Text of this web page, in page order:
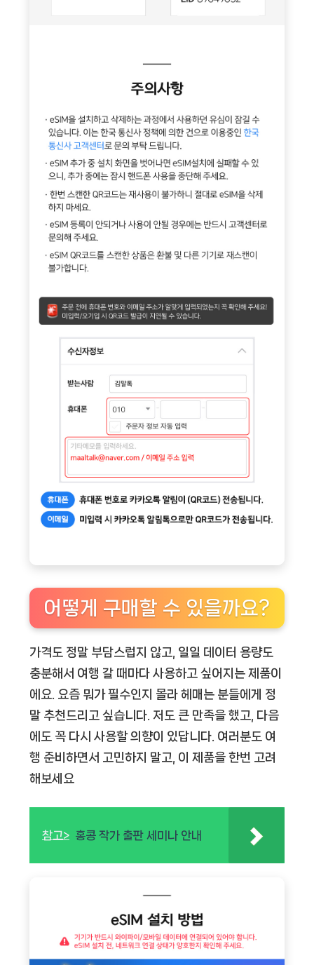
어떻게 구매할 수 있을까요?
가격도 정말 부담스럽지 않고, 일일 데이터 용량도
충분해서 여행 갈 때마다 사용하고 싶어지는 제품이
에요. 요즘 뭐가 필수인지 몰라 헤매는 분들에게 정
말 추천드리고 싶습니다. 저도 큰 만족을 했고, 다음
에도 꼭 다시 사용할 의향이 있답니다. 여러분도 여
행 준비하면서 고민하지 말고, 이 제품을 한번 고려
해보세요
참고> 홍콩 작가 출판 세미나 안내